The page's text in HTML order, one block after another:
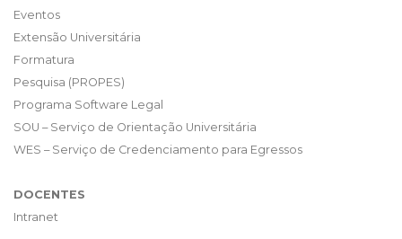
Eventos
Extensão Universitária
Formatura
Pesquisa (PROPES)
Programa Software Legal
SOU – Serviço de Orientação Universitária
WES – Serviço de Credenciamento para Egressos
DOCENTES
Intranet